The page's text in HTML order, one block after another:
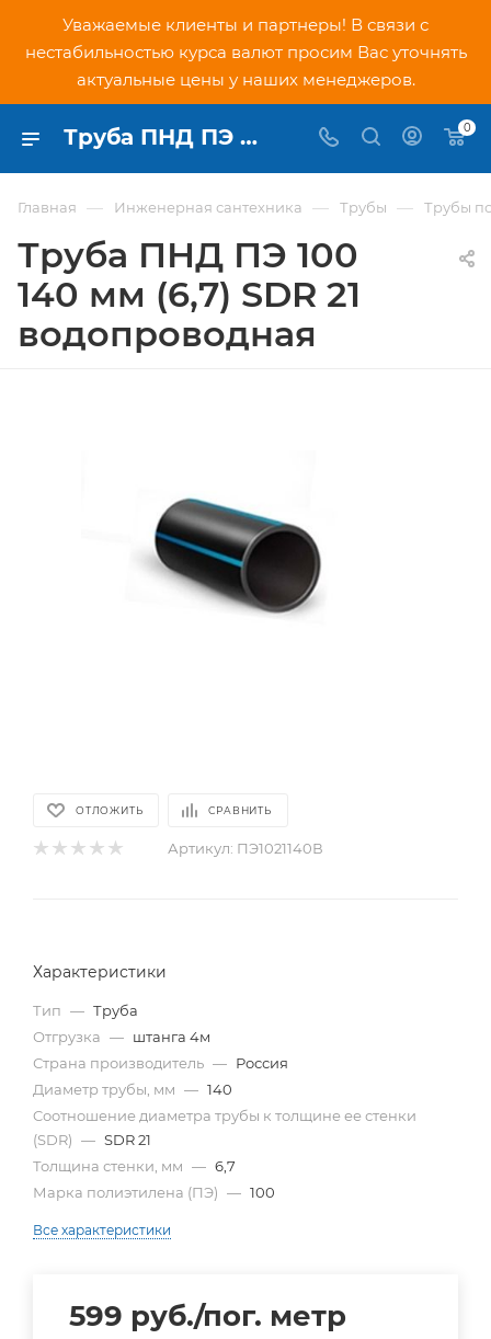
Уважаемые клиенты и партнеры! В связи с
нестабильностью курса валют просим Вас уточнять
актуальные цены у наших менеджеров.
Труба ПНД ПЭ 100 140 мм (6,7) SDR 21 водопроводная - купить по низкой цене в Москве, интернет-магазин PNDtech.ru 0
Главная — Инженерная сантехника — Трубы — Трубы
Труба ПНД ПЭ 100
140 мм (6,7) SDR 21
водопроводная
ОТЛОЖИТЬ СРАВНИТЬ
Артикул: ПЭ1021140В
Характеристики
Тип — Труба
Отгрузка — штанга 4м
Страна производитель — Россия
Диаметр трубы, мм — 140
Cоотношение диаметра трубы к толщине ее стенки
(SDR) — SDR 21
Толщина стенки, мм — 6,7
Марка полиэтилена (ПЭ) — 100
Все характеристики
599 руб./пог. метр